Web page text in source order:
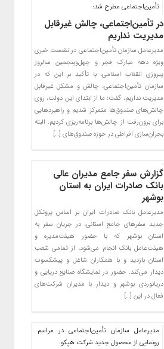
تأمین‌اجتماعی مطرح شد:
در تأمین‌اجتماعی، چالش غیرقابل
مدیریت نداریم
مدیرعامل سازمان تأمین‌اجتماعی در نشست خبری
ویژه دهه مبارک فجر و چهل‌وپنجمین سالروز
پیروزی انقلاب اسلامی، با تأکید بر این که در
سازمان تأمین‌اجتماعی، چالش و مشکل غیرقابل
مدیریت نداریم، گفت: ما از ابتدای این دولت، روی
چالش‌های صندوق‌ها متمرکز شدیم و راهبردهایی
برای برون‌رفت از چالش‌ها برنامه‌ریزی کردیم. البته
بحران‌سازی افراطی در حوزه صندوق‌های […]
گزارش سفر جامع مدیران عالی
بانک صادرات ایران به استان
بوشهر
​مدیرعامل بانک صادرات ایران بر اساس پروتکل
جدید سفرهای جامع استانی، در جریان سفر به
استان بوشهر که با حضور هیئت‌مدیره و
هیئت‌عامل بانک انجام‌ می‌شود، از تمامی شعب
استان بازدید و با همکاران شاغل و پیشکسوت
دیدار می‌کند. حضور در نمایشگاه صنایع دریایی و
دریانوردی بوشهر و دیدار با مدیران شرکت‌های
فعال در این […]
مدیرعامل سازمان تأمین‌اجتماعی در مراسم
رونمایی از محصول جدید شرکت هپکو: